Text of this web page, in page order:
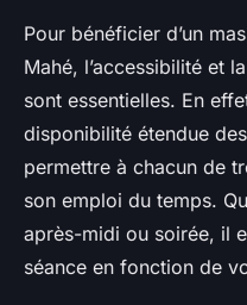
Pour bénéficier d’un
Mahé, l’accessibilité et
sont essentielles. En
disponibilité étendue
permettre à chacun de
son emploi du temps.
après-midi ou soirée, il
séance en fonction de